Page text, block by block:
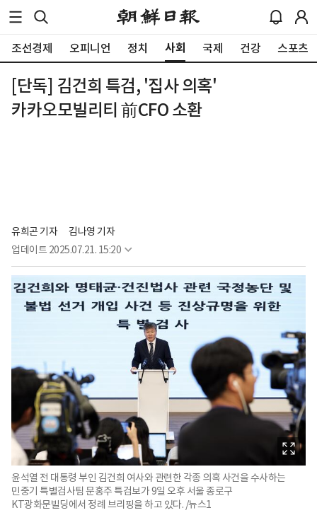
조선경제 오피니언 정치 사회 국제 건강 스포츠
[단독] 김건희 특검, '집사 의혹'
카카오모빌리티 前CFO 소환
유희곤 기자
김나영 기자
업데이트 2025.07.21. 15:20
윤석열 전 대통령 부인 김건희 여사와 관련한 각종 의혹 사건을 수사하는
민중기 특별검사팀 문홍주 특검보가 9일 오후 서울 종로구
KT광화문빌딩에서 정례 브리핑을 하고 있다. /뉴스1